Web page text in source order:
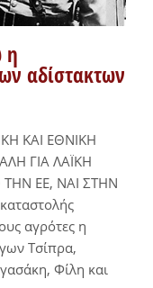
η
αδίστακτων
ΚΑΙ ΕΘΝΙΚΗ
ΓΙΑ ΛΑΪΚΗ
ΕΕ, ΝΑΙ ΣΤΗΝ
αγρότες η
Τσίπρα,
Φίλη και